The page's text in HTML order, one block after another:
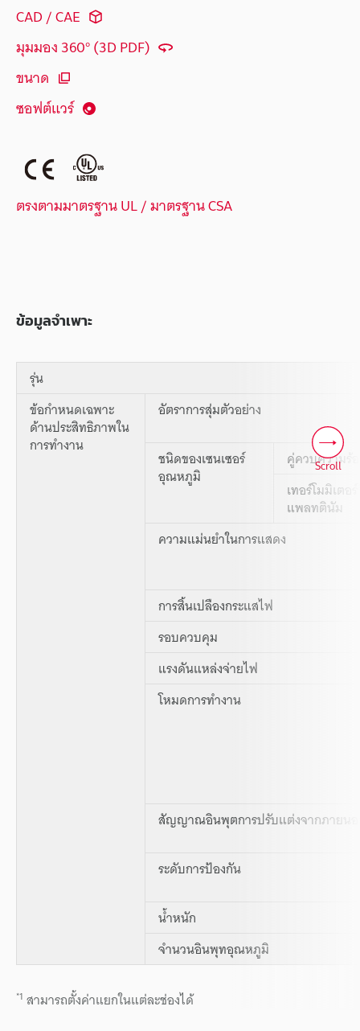
CAD / CAE
มุมมอง 360° (3D PDF)
ขนาด
ซอฟต์แวร์
ตรงตามมาตรฐาน UL / มาตรฐาน CSA
ข้อมูลจำเพาะ
รุ่น
ข้อกำหนดเฉพาะ
ด้านประสิทธิภาพใน
การทำงาน
อัตราการสุ่มตัวอย่าง
ชนิดของเซนเซอร์
อุณหภูมิ
คู่ควบความร้
เทอร์โมมิเตอ
แพลทตินัม
ความแม่นยำในการแสดง
การสิ้นเปลืองกระแสไฟ
รอบควบคุม
แรงดันแหล่งจ่ายไฟ
โหมดการทำงาน
สัญญาณอินพุตการปรับแต่งจากภายน
ระดับการป้องกัน
น้ำหนัก
จำนวนอินพุทอุณหภูมิ
*1 สามารถตั้งค่าแยกในแต่ละช่องได้
Scroll